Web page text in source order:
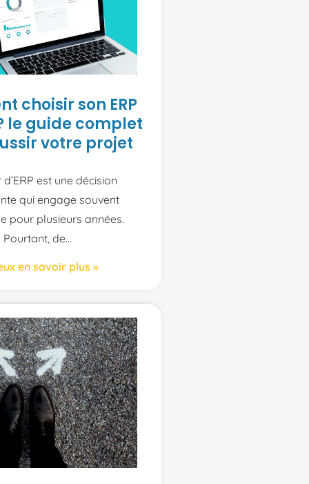
choisir son ERP
le guide complet
votre projet
est une décision
qui engage souvent
pour plusieurs années.
Pourtant, de
en savoir plus »